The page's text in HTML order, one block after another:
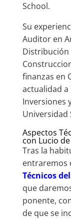
School.
Su
Auditor en
Distribución
finanzas en
actualidad
Inversiones
Universidad
Aspectos
con Lucio
Tras la
entraremos
Técnicos
que
ponente,
de que se